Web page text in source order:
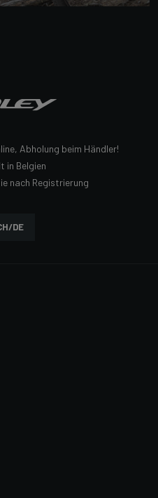
Abholung beim Händler!
in Belgien
nach Registrierung
DE